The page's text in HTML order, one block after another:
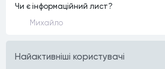
Чи є інформаційний лист?
Михайло
Найактивнiшi користувачi